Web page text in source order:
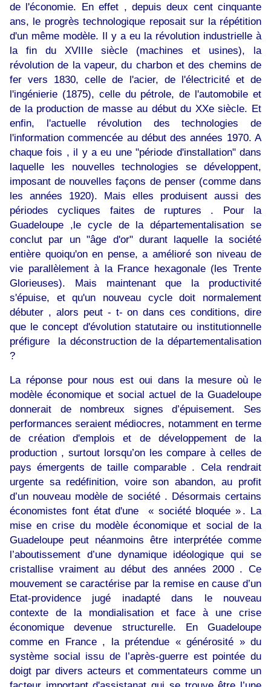
de l'économie. En effet , depuis deux cent cinquante
ans, le progrès technologique reposait sur la répétition
d'un même modèle. Il y a eu la révolution industrielle à
la fin du XVIIIe siècle (machines et usines), la
révolution de la vapeur, du charbon et des chemins de
fer vers 1830, celle de l'acier, de l'électricité et de
l'ingénierie (1875), celle du pétrole, de l'automobile et
de la production de masse au début du XXe siècle. Et
enfin, l'actuelle révolution des technologies de
l'information commencée au début des années 1970. A
chaque fois , il y a eu une "période d'installation" dans
laquelle les nouvelles technologies se développent,
imposant de nouvelles façons de penser (comme dans
les années 1920). Mais elles produisent aussi des
périodes cycliques faites de ruptures . Pour la
Guadeloupe ,le cycle de la départementalisation se
conclut par un "âge d'or" durant laquelle la société
entière quoiqu'on en pense, a amélioré son niveau de
vie parallèlement à la France hexagonale (les Trente
Glorieuses). Mais maintenant que la productivité
s'épuise, et qu'un nouveau cycle doit normalement
débuter , alors peut - t- on dans ces conditions, dire
que le concept d'évolution statutaire ou institutionnelle
préfigure la déconstruction de la départementalisation
?
La réponse pour nous est oui dans la mesure où le
modèle économique et social actuel de la Guadeloupe
donnerait de nombreux signes d’épuisement. Ses
performances seraient médiocres, notamment en terme
de création d'emplois et de développement de la
production , surtout lorsqu’on les compare à celles de
pays émergents de taille comparable . Cela rendrait
urgente sa redéfinition, voire son abandon, au profit
d’un nouveau modèle de société . Désormais certains
économistes font état d'une « société bloquée » . La
mise en crise du modèle économique et social de la
Guadeloupe peut néanmoins être interprétée comme
l’aboutissement d’une dynamique idéologique qui se
cristallise vraiment au début des années 2000 . Ce
mouvement se caractérise par la remise en cause d’un
Etat-providence jugé inadapté dans le nouveau
contexte de la mondialisation et face à une crise
économique devenue structurelle. En Guadeloupe
comme en France , la prétendue « générosité » du
système social issu de l’après-guerre est pointée du
doigt par divers acteurs et commentateurs comme un